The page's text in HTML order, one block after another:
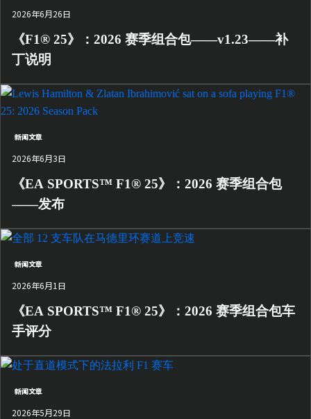
2026年6月26日
《F1® 25》：2026 赛季组合包——v1.23——补
丁说明
新闻文章
2026年6月3日
《EA SPORTS™ F1® 25》：2026 赛季组合包
——发布
新闻文章
2026年6月1日
《EA SPORTS™ F1® 25》：2026 赛季组合包车
手评分
新闻文章
2026年5月29日